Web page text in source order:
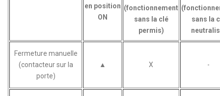
en position
ON
(fonctionnement
sans la clé
permis)
sans la
Fermeture manuelle
(contacteur sur la
porte)
▲ X -